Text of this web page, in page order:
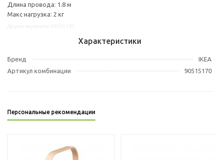
Длина провода: 1.8 м
Макс нагрузка: 2 кг
Характеристики
Бренд
IKEA
Артикул комбинации
90515170
Персональные рекомендации